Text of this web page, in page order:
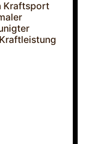
Kraftsport